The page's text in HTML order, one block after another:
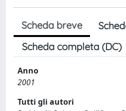
Scheda breve
Scheda completa (DC)
Anno
2001
Tutti gli autori